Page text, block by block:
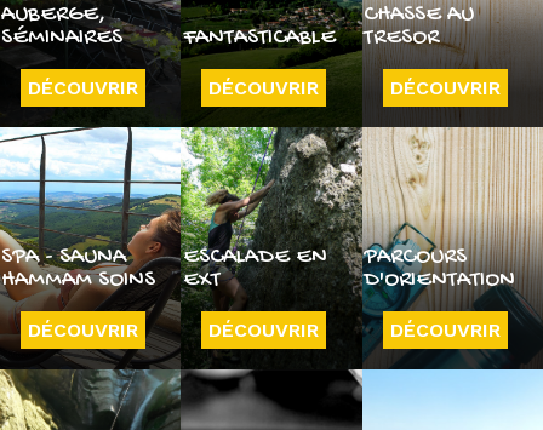
AUBERGE,
SÉMINAIRES
DÉCOUVRIR
FANTASTICABLE
DÉCOUVRIR
CHASSE AU
TRESOR
DÉCOUVRIR
SPA - SAUNA
HAMMAM SOINS
DÉCOUVRIR
ESCALADE EN
EXT
DÉCOUVRIR
PARCOURS
D'ORIENTATION
DÉCOUVRIR